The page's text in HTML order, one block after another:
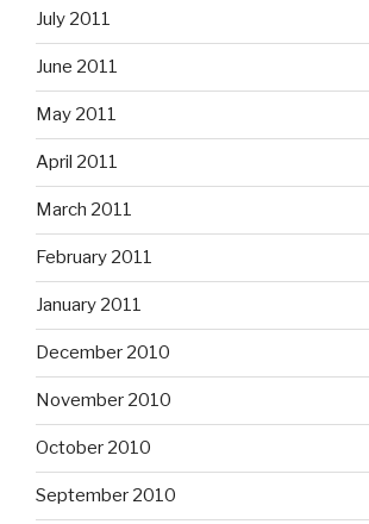
July 2011
June 2011
May 2011
April 2011
March 2011
February 2011
January 2011
December 2010
November 2010
October 2010
September 2010